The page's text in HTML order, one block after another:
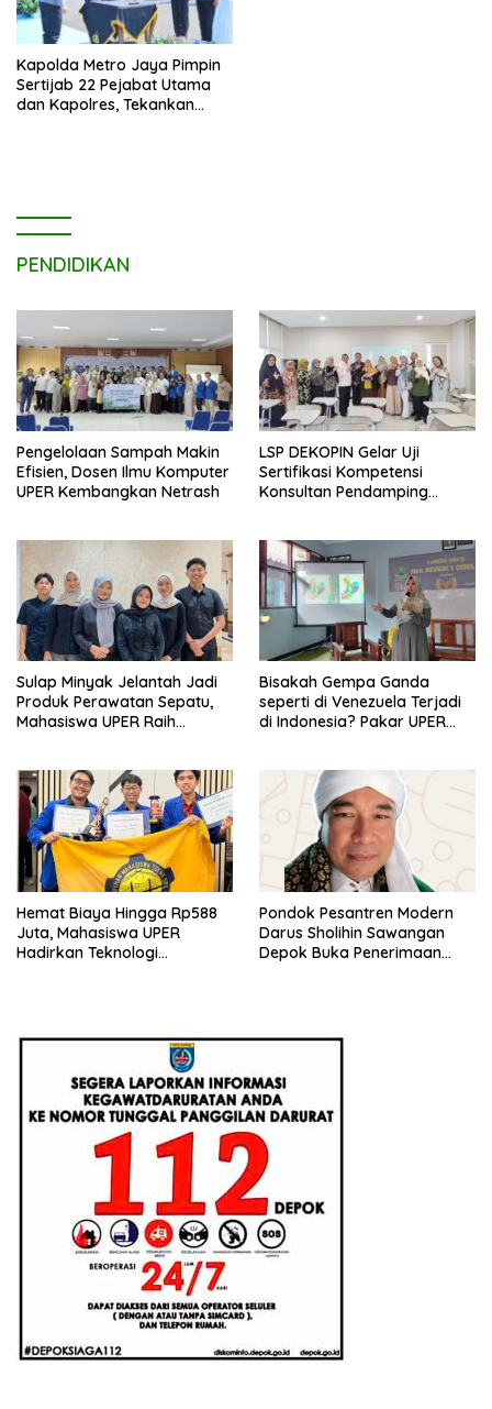
Kapolda Metro Jaya Pimpin
Sertijab 22 Pejabat Utama
dan Kapolres, Tekankan
PENDIDIKAN
Pengelolaan Sampah Makin
Efisien, Dosen Ilmu Komputer
UPER Kembangkan Netrash
LSP DEKOPIN Gelar Uji
Sertifikasi Kompetensi
Konsultan Pendamping
Sulap Minyak Jelantah Jadi
Produk Perawatan Sepatu,
Mahasiswa UPER Raih
Bisakah Gempa Ganda
seperti di Venezuela Terjadi
di Indonesia? Pakar UPER
Hemat Biaya Hingga Rp588
Juta, Mahasiswa UPER
Hadirkan Teknologi
Pondok Pesantren Modern
Darus Sholihin Sawangan
Depok Buka Penerimaan